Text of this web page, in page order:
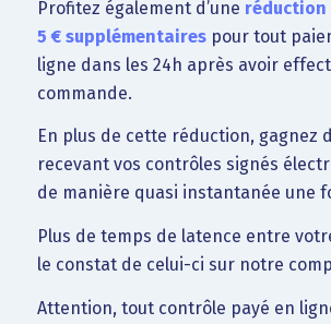
Profitez également d’une réduction
5 € supplémentairespour tout
ligne dans les 24h après avoir
commande.
En plus de cette réduction, gagnez
recevant vos contrôles signés
de manière quasi instantanée une
Plus de temps de latence entre
le constat de celui-ci sur notre
Attention, tout contrôle payé en